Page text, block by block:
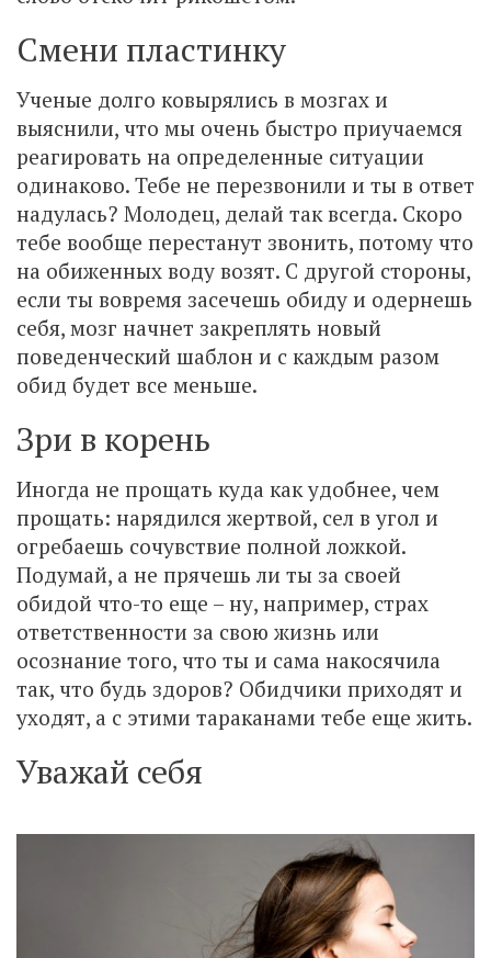
Смени пластинку
Ученые долго ковырялись в мозгах и
выяснили, что мы очень быстро приучаемся
реагировать на определенные ситуации
одинаково. Тебе не перезвонили и ты в ответ
надулась? Молодец, делай так всегда. Скоро
тебе вообще перестанут звонить, потому что
на обиженных воду возят. С другой стороны,
если ты вовремя засечешь обиду и одернешь
себя, мозг начнет закреплять новый
поведенческий шаблон и с каждым разом
обид будет все меньше.
Зри в корень
Иногда не прощать куда как удобнее, чем
прощать: нарядился жертвой, сел в угол и
огребаешь сочувствие полной ложкой.
Подумай, а не прячешь ли ты за своей
обидой что-то еще – ну, например, страх
ответственности за свою жизнь или
осознание того, что ты и сама накосячила
так, что будь здоров? Обидчики приходят и
уходят, а с этими тараканами тебе еще жить.
Уважай себя